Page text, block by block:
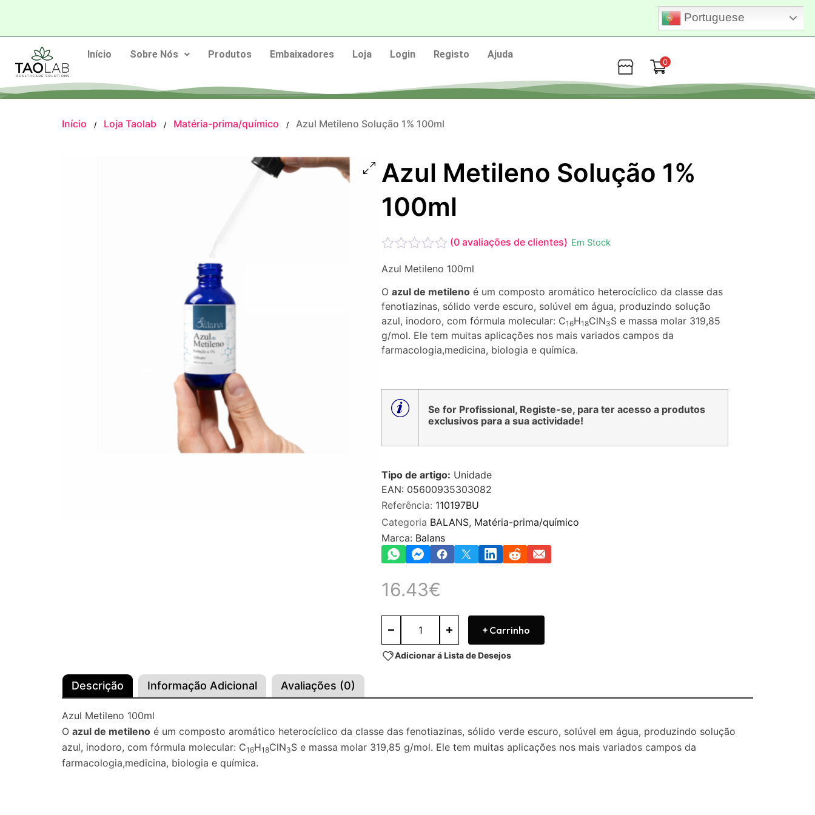
Portuguese
Início Sobre Nós Produtos Embaixadores Loja Login Registo
Ajuda
Loja
0
Início / Loja Taolab / Matéria-prima/químico / Azul Metileno Solução 1% 100ml
Azul Metileno Solução 1%
100ml
0
5
(0 avaliações de clientes) Em Stock
Azul Metileno 100ml
Oazul de metileno é um composto aromático heterocíclico da classe das
fenotiazinas, sólido verde escuro, solúvel em água, produzindo solução
azul, inodoro, com fórmula molecular: C16H18ClN3S e massa molar 319,85
g/mol. Ele tem muitas aplicações nos mais variados campos da
farmacologia,medicina, biologia e química.
Se for Profissional, Registe-se, para ter acesso a produtos
exclusivos para a sua actividade!
Tipo de artigo: Unidade
EAN: 05600935303082
Referência: 110197BU
Categoria BALANS, Matéria-prima/químico
Marca: Balans
16.43€
+ Carrinho
Adicionar á Lista de Desejos
Descrição Informação Adicional Avaliações (0)
Azul Metileno 100ml
O azul de metileno é um composto aromático heterocíclico da classe das fenotiazinas, sólido verde escuro, solúvel em água, produzindo solução
azul, inodoro, com fórmula molecular: C16H18ClN3S e massa molar 319,85 g/mol. Ele tem muitas aplicações nos mais variados campos da
farmacologia,medicina, biologia e química.